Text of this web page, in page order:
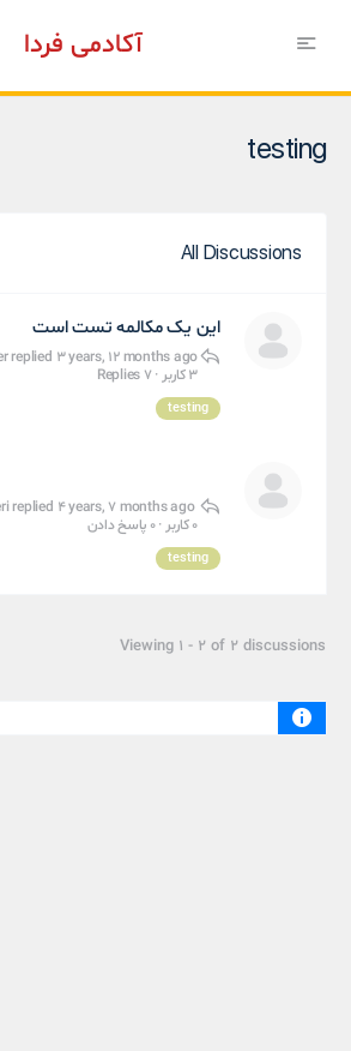
آکادمی فردا
testing
All Discussions
این یک مکالمه تست است
replied 3 years, 12 months ago
3 کاربر
·
7 Replies
testing
replied 4 years, 7 months ago
0 کاربر
· 0 پاسخ دادن
testing
Viewing 1 - 2 of 2 discussions